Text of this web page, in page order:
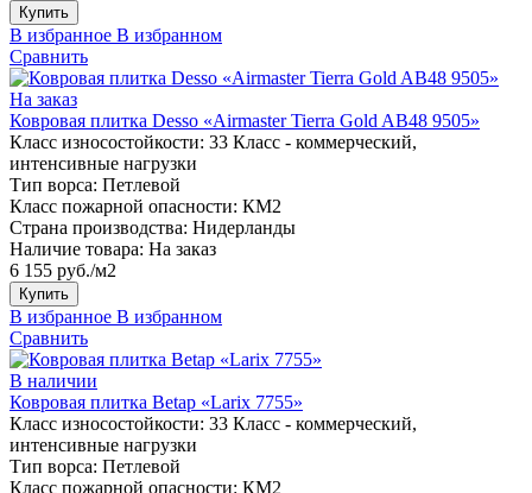
Купить
В избранное В избранном
Сравнить
На заказ
Ковровая плитка Desso «Airmaster Tierra Gold AB48 9505»
Класс износостойкости: 33 Класс - коммерческий,
интенсивные нагрузки
Тип ворса: Петлевой
Класс пожарной опасности: КМ2
Страна производства: Нидерланды
Наличие товара: На заказ
6 155 руб./м2
Купить
В избранное В избранном
Сравнить
В наличии
Ковровая плитка Betap «Larix 7755»
Класс износостойкости: 33 Класс - коммерческий,
интенсивные нагрузки
Тип ворса: Петлевой
Класс пожарной опасности: КМ2